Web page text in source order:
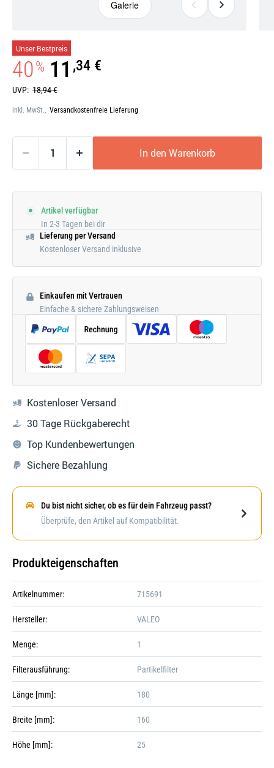
Galerie
öffnen
Galerie
UVP: 18,94 €
40% 11 ,34 €
Unser Bestpreis
inkl. MwSt., Versandkostenfreie Lieferung
In den Warenkorb
Artikel verfügbar
In 2-3 Tagen bei dir
Lieferung per Versand
Kostenloser Versand inklusive
Einkaufen mit Vertrauen
Einfache & sichere Zahlungsweisen
Kostenloser Versand
30 Tage Rückgaberecht
Top Kundenbewertungen
Sichere Bezahlung
Darstellung kann abweichen
Du bist nicht sicher, ob es für dein Fahrzeug passt?
Überprüfe, den Artikel auf Kompatibilität.
Produkteigenschaften
Artikelnummer: 715691
Hersteller: VALEO
Menge: 1
Filterausführung: Partikelfilter
Länge [mm]: 180
Breite [mm]: 160
Höhe [mm]: 25